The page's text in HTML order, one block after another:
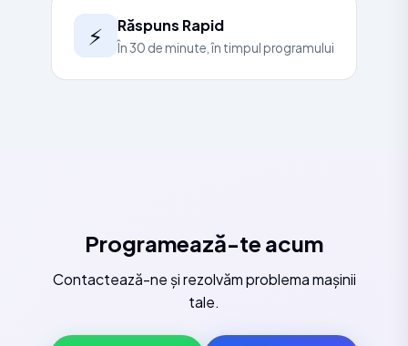
⚡ Răspuns Rapid
În 30 de minute, în timpul programului
Programează-te acum
Contactează-ne și rezolvăm problema mașinii
tale.